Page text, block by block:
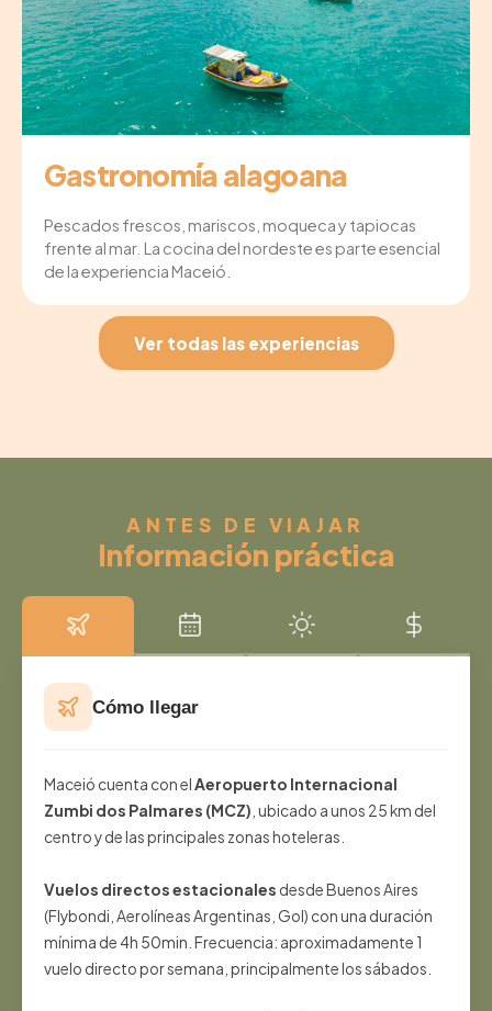
Gastronomía alagoana
Pescados frescos, mariscos, moqueca y tapiocas
frente al mar. La cocina del nordeste es parte esencial
de la experiencia Maceió.
Ver todas las experiencias
ANTES DE VIAJAR
Información práctica
Cómo llegar
Maceió cuenta con elAeropuerto Internacional
Zumbi dos Palmares (MCZ) , ubicado a unos 25 km del
centro y de las principales zonas hoteleras.
Vuelos directos estacionales desde Buenos Aires
(Flybondi, Aerolíneas Argentinas, Gol) con una duración
mínima de 4h 50min. Frecuencia: aproximadamente 1
vuelo directo por semana, principalmente los sábados.